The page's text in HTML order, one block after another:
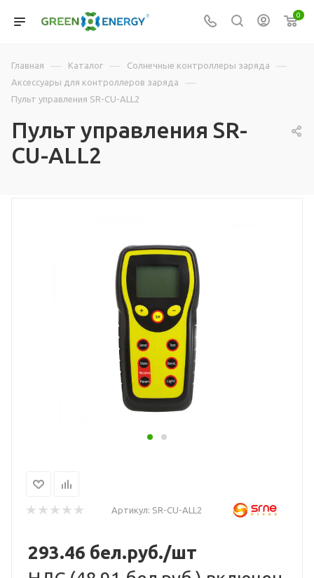
0
Главная — Каталог — Солнечные контроллеры заряда —
Аксессуары для контроллеров заряда —
Пульт управления SR-CU-ALL2
Пульт управления SR-
CU-ALL2
Артикул: SR-CU-ALL2
293.46 бел.руб./шт